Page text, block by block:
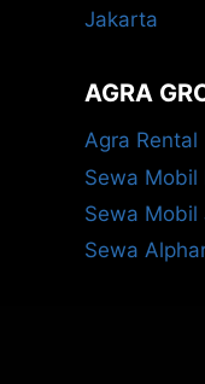
Jakarta
AGRA
Agra Rental
Sewa Mobil
Sewa Mobil
Sewa